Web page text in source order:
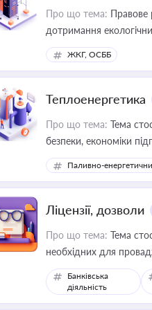
Про що тема: Правове
дотримання
ЖКГ, ОСББ
Теплоенергетика
Про що тема: Тема
безпеки, економіки
Паливно-
Ліцензії, дозволи
Про що тема: Тема
необхідних для
Банківська
діяльність